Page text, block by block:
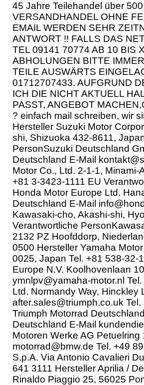
45 Jahre Teilehandel über
VERSANDHANDEL OHNE
EMAIL WERDEN SEHR
ANTWORT !! FALLS DAS
TEL 09141 70774 AB 10 BIS
ABHOLUNGEN BITTE
TEILE AUSWÄRTS
01712707433. AUFGRUND
ICH DIE NICHT AKTUELL
PASST, ANGEBOT
? einfach mail schreiben, wir
Hersteller Suzuki Motor
shi, Shizuoka 432-8611,
PersonSuzuki Deutschland
Deutschland E-Mail
Motor Co., Ltd. 2-1-1,
+81 3-3423-1111 EU
Honda Motor Europe Ltd.
Deutschland E-Mail
Kawasaki-cho, Akashi-shi,
Verantwortliche
2132 PZ Hoofddorp,
0500 Hersteller Yamaha
0025, Japan Tel. +81 538-32-
Europe N.V. Koolhovenlaan
ymnlpv@yamaha-motor.nl
Ltd. Normandy Way, Hinckley
after.sales@triumph.co.uk
Triumph Motorrad
Deutschland E-Mail
Motoren Werke AG
motorrad@bmw.de Tel. +49
S.p.A. Via Antonio Cavalieri
641 3111 Hersteller Aprilia /
Rinaldo Piaggio 25, 56025